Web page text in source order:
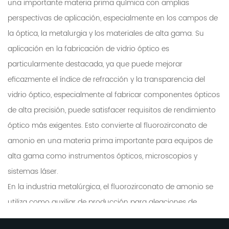
común y impulsados por la innovación, la
gente de Jinxing se compromete a ofrecer
productos y servicios de calidad para cumplir y
superar las expectativas de nuestros clientes.
A todos nuestros amigos y socios, extendemos
nuestro más profundo agradecimiento. Su
confianza y apoyo han dado forma a la
empresa que es hoy. Juntos, sigamos
construyendo un futuro más brillante, luchando
por hacer de Jinxing un fabricante confiable y
premium de productos fluorados inorgánicos
de alta calidad.
una importante materia prima química con amplias
perspectivas de aplicación, especialmente en los campos de
la óptica, la metalurgia y los materiales de alta gama. Su
aplicación en la fabricación de vidrio óptico es
particularmente destacada, ya que puede mejorar
eficazmente el índice de refracción y la transparencia del
vidrio óptico, especialmente al fabricar componentes ópticos
de alta precisión, puede satisfacer requisitos de rendimiento
óptico más exigentes. Esto convierte al fluorozirconato de
amonio en una materia prima importante para equipos de
alta gama como instrumentos ópticos, microscopios y
sistemas láser.
En la industria metalúrgica, el fluorozirconato de amonio se
utiliza como auxiliar de producción para aleaciones de
circonio con el fin de mejorar la resistencia, la resistencia a la